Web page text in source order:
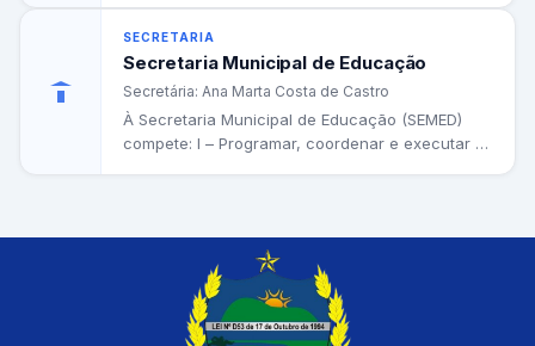
SECRETARIA
Secretaria Municipal de Educação
Secretária: Ana Marta Costa de Castro
À Secretaria Municipal de Educação (SEMED)
compete: I – Programar, coordenar e executar a